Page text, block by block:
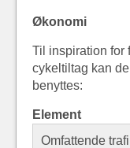
Økonomi
Til inspiration for
cykeltiltag kan
benyttes:
Element
Omfattende